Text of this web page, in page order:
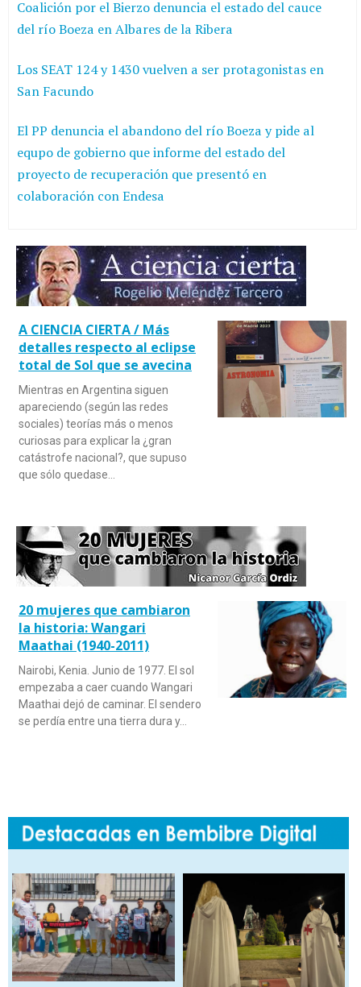
Coalición por el Bierzo denuncia el estado del cauce
del río Boeza en Albares de la Ribera
Los SEAT 124 y 1430 vuelven a ser protagonistas en
San Facundo
El PP denuncia el abandono del río Boeza y pide al
equpo de gobierno que informe del estado del
proyecto de recuperación que presentó en
colaboración con Endesa
A CIENCIA CIERTA / Más
detalles respecto al eclipse
total de Sol que se avecina
Mientras en Argentina siguen
apareciendo (según las redes
sociales) teorías más o menos
curiosas para explicar la ¿gran
catástrofe nacional?, que supuso
que sólo quedase…
20 mujeres que cambiaron
la historia: Wangari
Maathai (1940-2011)
Nairobi, Kenia. Junio de 1977. El sol
empezaba a caer cuando Wangari
Maathai dejó de caminar. El sendero
se perdía entre una tierra dura y…